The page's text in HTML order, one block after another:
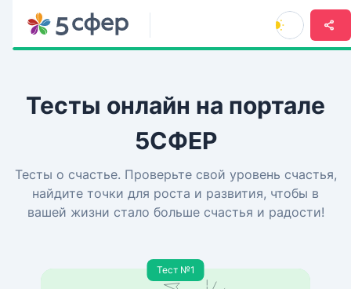
Тесты онлайн на портале
5СФЕР
Тесты о счастье. Проверьте свой уровень счастья,
найдите точки для роста и развития, чтобы в
вашей жизни стало больше счастья и радости!
Тест №1